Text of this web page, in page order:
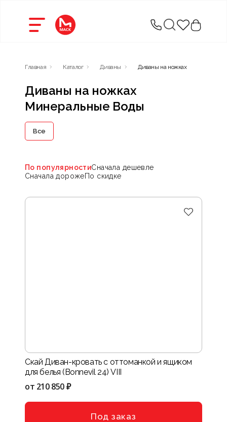
Главная Каталог Диваны Диваны на ножках
Диваны на ножках
Минеральные Воды
Все
По популярностиСначала дешевле
Сначала дорожеПо скидке
Скай Диван-кровать с оттоманкой и ящиком
для белья (Bonnevil 24) VIII
от 210 850 ₽
Под заказ